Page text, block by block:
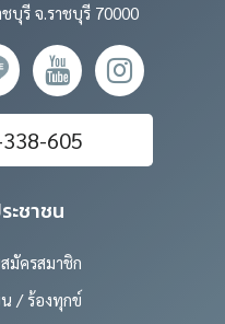
บุรี จ.ราชบุรี 70000
605
ะชาชน
มัครสมาชิก
น / ร้องทุกข์